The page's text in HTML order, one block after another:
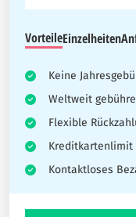
VorteileEinzelheiten
Keine
Weltweit
Flexible
Kreditkartenlimit
Kontaktloses